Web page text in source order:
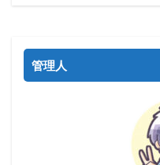
管理人